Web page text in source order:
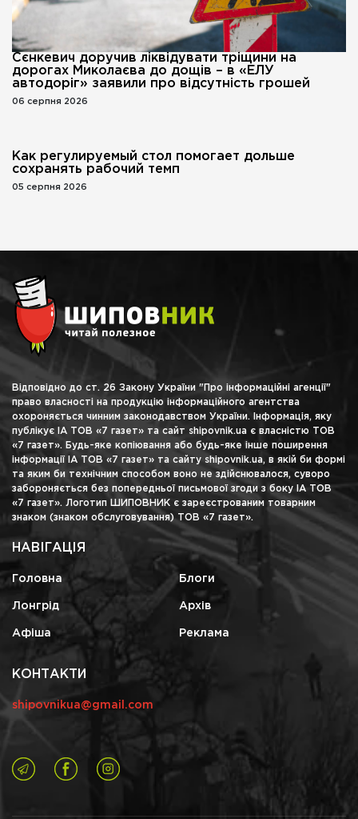
Сєнкевич доручив ліквідувати тріщини на
дорогах Миколаєва до дощів – в «ЕЛУ
автодоріг» заявили про відсутність грошей
06 серпня 2026
Как регулируемый стол помогает дольше
сохранять рабочий темп
05 серпня 2026
Відповідно до ст. 26 Закону України "Про інформаційні агенції"
право власності на продукцію інформаційного агентства
охороняється чинним законодавством України. Інформація, яку
публікує ІА ТОВ «7 газет» та сайт shipovnik.ua є власністю ТОВ
«7 газет». Будь-яке копіювання або будь-яке інше поширення
інформації ІА ТОВ «7 газет» та сайту shipovnik.ua, в якій би формі
та яким би технічним способом воно не здійснювалося, суворо
забороняється без попередньої письмової згоди з боку ІА ТОВ
«7 газет». Логотип ШИПОВНИК є зареєстрованим товарним
знаком (знаком обслуговування) ТОВ «7 газет».
НАВІГАЦІЯ
Головна Блоги
Лонгрід Архів
Афіша Реклама
КОНТАКТИ
shipovnikua@gmail.com